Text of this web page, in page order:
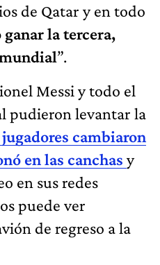
de Qatar y en todo
ganar la tercera,
”.
Messi y todo el
pudieron levantar la
cambiaron
en las canchas y
en sus redes
puede ver
de regreso a la